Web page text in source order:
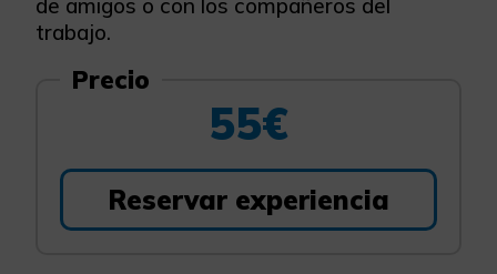
de amigos o con los compañeros del
trabajo.
Precio
55€
Reservar experiencia